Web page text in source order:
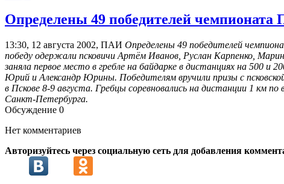
Определены 49 победителей чемпионата
13:30, 12 августа 2002, ПАИ Определены 49 победителей
победу одержали псковичи Артём Иванов, Руслан Карпенко,
заняла первое место в гребле на байдарке в дистанциях на 500
Юрий и Александр Юрины. Победителям вручили призы с
в Пскове 8-9 августа. Гребцы соревновались на дистанции 1 км
Санкт-Петербурга.
Обсуждение 0
Нет комментариев
Авторизуйтесь через социальную сеть для добавления